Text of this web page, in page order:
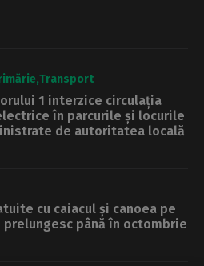
Transport
1 interzice circulația
în parcurile și locurile
de autoritatea locală
cu caiacul și canoea pe
prelungesc până în octombrie